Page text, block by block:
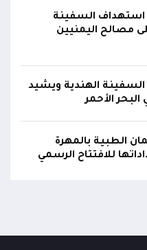
اللواء الركن طيار
للقوات الجوية
العميد ناشر منصور باجري
استهداف السفينة
مصالح اليمنيين
السفينة الهندية ويشيد
الأحمر
الطبية بالمهرة
للافتتاح الرسمي